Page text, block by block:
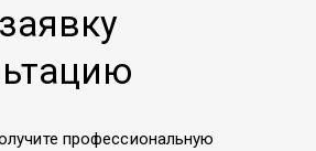
профессиональную